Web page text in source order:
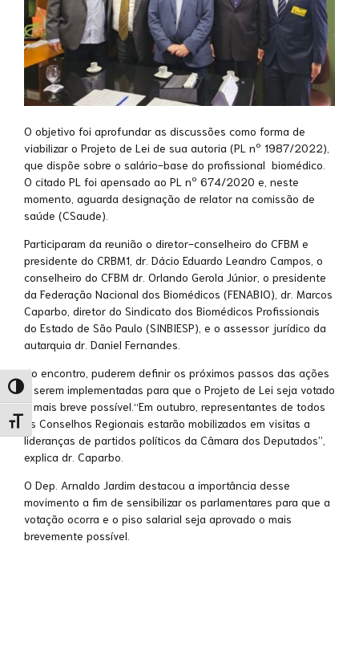
Alternar alto contraste
Alternar tamanho da fonte
O objetivo foi aprofundar as discussões como forma de
viabilizar o Projeto de Lei de sua autoria (PL nº 1987/2022),
que dispõe sobre o salário-base do profissional biomédico.
O citado PL foi apensado ao PL nº 674/2020 e, neste
momento, aguarda designação de relator na comissão de
saúde (CSaude).
Participaram da reunião o diretor-conselheiro do CFBM e
presidente do CRBM1, dr. Dácio Eduardo Leandro Campos, o
conselheiro do CFBM dr. Orlando Gerola Júnior, o presidente
da Federação Nacional dos Biomédicos (FENABIO), dr. Marcos
Caparbo, diretor do Sindicato dos Biomédicos Profissionais
do Estado de São Paulo (SINBIESP), e o assessor jurídico da
autarquia dr. Daniel Fernandes.
No encontro, puderem definir os próximos passos das ações
a serem implementadas para que o Projeto de Lei seja votado
o mais breve possível.“Em outubro, representantes de todos
os Conselhos Regionais estarão mobilizados em visitas a
lideranças de partidos políticos da Câmara dos Deputados”,
explica dr. Caparbo.
O Dep. Arnaldo Jardim destacou a importância desse
movimento a fim de sensibilizar os parlamentares para que a
votação ocorra e o piso salarial seja aprovado o mais
brevemente possível.